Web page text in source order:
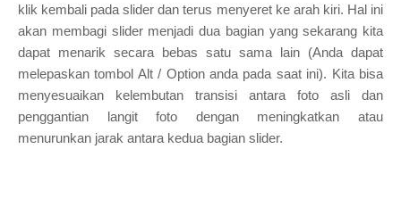
klik kembali pada slider dan terus menyeret ke arah kiri. Hal ini
akan membagi slider menjadi dua bagian yang sekarang kita
dapat menarik secara bebas satu sama lain (Anda dapat
melepaskan tombol Alt / Option anda pada saat ini). Kita bisa
menyesuaikan kelembutan transisi antara foto asli dan
penggantian langit foto dengan meningkatkan atau
menurunkan jarak antara kedua bagian slider.